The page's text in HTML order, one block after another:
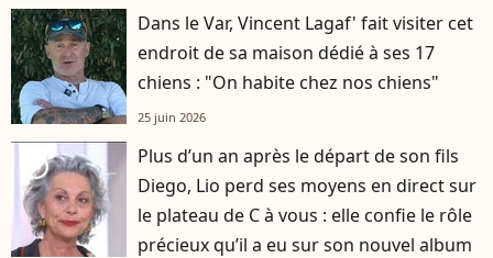
Dans le Var, Vincent Lagaf' fait visiter cet
endroit de sa maison dédié à ses 17
chiens : "On habite chez nos chiens"
25 juin 2026
player2
Plus d’un an après le départ de son fils
Diego, Lio perd ses moyens en direct sur
le plateau de C à vous : elle confie le rôle
précieux qu’il a eu sur son nouvel album